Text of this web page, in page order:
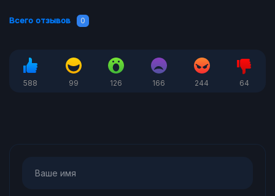
Всего отзывов 0
588 99 126 166 244 64